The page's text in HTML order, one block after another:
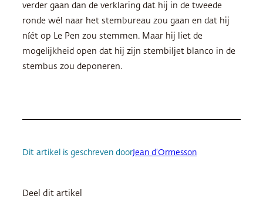
verder gaan dan de verklaring dat hij in de tweede
ronde wél naar het stembureau zou gaan en dat hij
níét op Le Pen zou stemmen. Maar hij liet de
mogelijkheid open dat hij zijn stembiljet blanco in de
stembus zou deponeren.
Dit artikel is geschreven doorJean d’Ormesson
Deel dit artikel